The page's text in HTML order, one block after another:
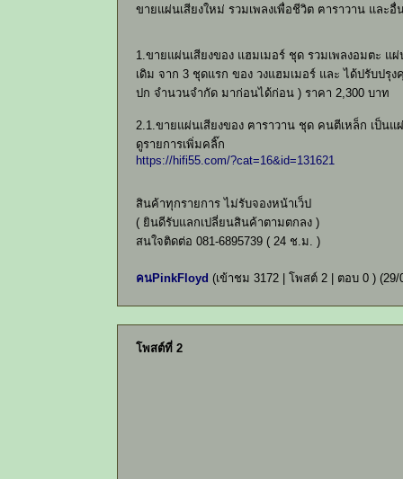
ขายแผ่นเสียงใหม่ รวมเพลงเพื่อชีวิต ฅาราวาน และอื่
1.ขายแผ่นเสียงของ แฮมเมอร์ ชุด รวมเพลงอมตะ แ
เดิม จาก 3 ชุดแรก ของ วงแฮมเมอร์ และ ได้ปรับป
ปก จำนวนจำกัด มาก่อนได้ก่อน ) ราคา 2,300 บาท
2.1.ขายแผ่นเสียงของ ฅาราวาน ชุด คนตีเหล็ก เป็น
ดูรายการเพิ่มคลิ๊ก
https://hifi55.com/?cat=16&id=131621
สินค้าทุกรายการ ไม่รับจองหน้าเว็ป
( ยินดีรับแลกเปลี่ยนสินค้าตามตกลง )
สนใจติดต่อ 081-6895739 ( 24 ช.ม. )
คนPinkFloyd (เข้าชม 3172 | โพสต์ 2 | ตอบ 0 ) (29/
โพสต์ที่ 2